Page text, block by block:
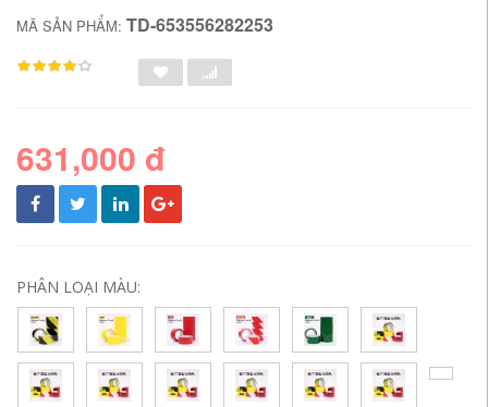
MÃ SẢN PHẨM: TD-653556282253
631,000 đ
PHÂN LOẠI MÀU: